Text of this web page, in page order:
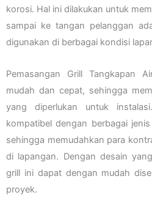
korosi. Hal ini dilakukan untuk
sampai ke tangan pelanggan
digunakan di berbagai kondisi
Pemasangan Grill Tangkapan
mudah dan cepat, sehingga
yang diperlukan untuk
kompatibel dengan berbagai
sehingga memudahkan para
di lapangan. Dengan desain
grill ini dapat dengan mudah
proyek.